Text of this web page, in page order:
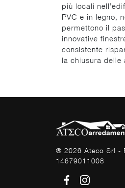
più locali
PVC e in legno,
permettono il
innovative
consistente
la chiusura
® 2026 Ateco Srl -
14679011008